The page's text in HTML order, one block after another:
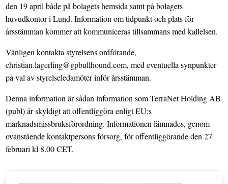
den 19 april både på bolagets hemsida samt på bolagets
huvudkontor i Lund. Information om tidpunkt och plats för
årsstämman kommer att kommuniceras tillsammans med kallelsen.
Vänligen kontakta styrelsens ordförande,
christian.lagerling@gpbullhound.com, med eventuella synpunkter
på val av styrelseledamöter inför årsstämman.
Denna information är sådan information som TerraNet Holding AB
(publ)är skyldigt att offentliggöra enligt EU:s
marknadsmissbruksförordning. Informationen lämnades, genom
ovanstående kontaktpersons försorg, för offentliggörande den 27
februari kl 8.00 CET.